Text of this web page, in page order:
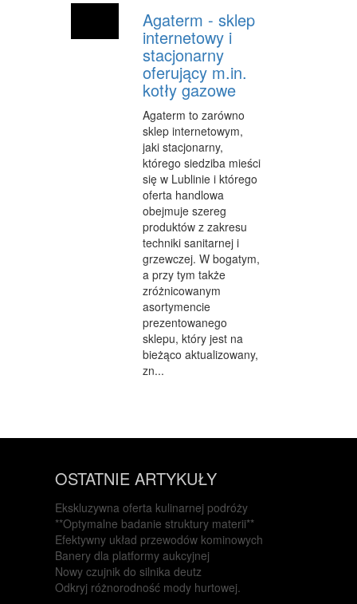
Agaterm - sklep
internetowy i
stacjonarny
oferujący m.in.
kotły gazowe
Agaterm to zarówno
sklep internetowym,
jaki stacjonarny,
którego siedziba mieści
się w Lublinie i którego
oferta handlowa
obejmuje szereg
produktów z zakresu
techniki sanitarnej i
grzewczej. W bogatym,
a przy tym także
zróżnicowanym
asortymencie
prezentowanego
sklepu, który jest na
bieżąco aktualizowany,
zn...
OSTATNIE ARTYKUŁY
Ekskluzywna oferta kulinarnej podróży
**Optymalne badanie struktury materii**
Efektywny układ przewodów kominowych
Banery dla platformy aukcyjnej
Nowy czujnik do silnika deutz
Odkryj różnorodność mody hurtowej.